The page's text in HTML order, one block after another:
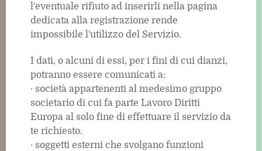
l'eventuale rifiuto ad inserirli nella pagina
dedicata alla registrazione rende
impossibile l'utilizzo del Servizio.
I dati, o alcuni di essi, per i fini di cui dianzi,
potranno essere comunicati a:
· società appartenenti al medesimo gruppo
societario di cui fa parte Lavoro Diritti
Europa al solo fine di effettuare il servizio da
te richiesto.
· soggetti esterni che svolgano funzioni